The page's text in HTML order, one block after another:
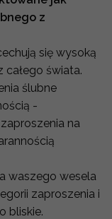
z
się wysoką
całego świata.
ślubne
-
na
waszego wesela
zaproszenia i
bliskie.